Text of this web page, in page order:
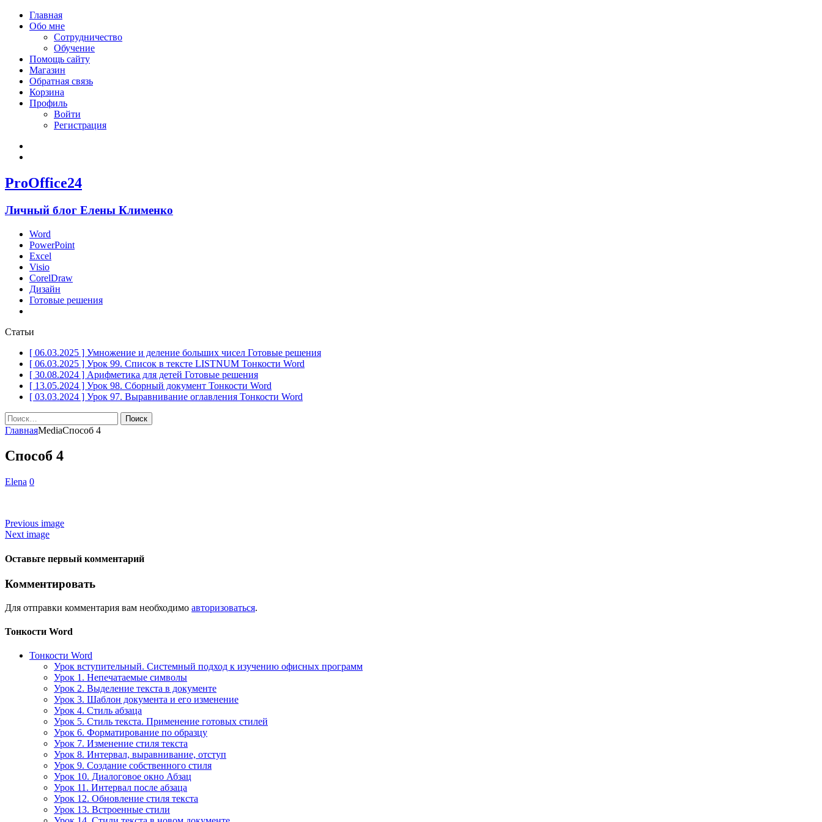
Главная
Обо мне
Сотрудничество
Обучение
Помощь сайту
Магазин
Обратная связь
Корзина
Профиль
Войти
Регистрация
ProOffice24
Личный блог Елены Клименко
Word
PowerPoint
Excel
Visio
CorelDraw
Дизайн
Готовые решения
Статьи
[ 06.03.2025 ] Умножение и деление больших чисел Готовые решения
[ 06.03.2025 ] Урок 99. Список в тексте LISTNUM Тонкости Word
[ 30.08.2024 ] Арифметика для детей Готовые решения
[ 13.05.2024 ] Урок 98. Сборный документ Тонкости Word
[ 03.03.2024 ] Урок 97. Выравнивание оглавления Тонкости Word
Найти:
ГлавнаяMediaСпособ 4
Способ 4
Elena 0
Previous image
Next image
Оставьте первый комментарий
Комментировать
Для отправки комментария вам необходимо авторизоваться.
Тонкости Word
Тонкости Word
Урок вступительный. Системный подход к изучению офисных программ
Урок 1. Непечатаемые символы
Урок 2. Выделение текста в документе
Урок 3. Шаблон документа и его изменение
Урок 4. Стиль абзаца
Урок 5. Стиль текста. Применение готовых стилей
Урок 6. Форматирование по образцу
Урок 7. Изменение стиля текста
Урок 8. Интервал, выравнивание, отступ
Урок 9. Создание собственного стиля
Урок 10. Диалоговое окно Абзац
Урок 11. Интервал после абзаца
Урок 12. Обновление стиля текста
Урок 13. Встроенные стили